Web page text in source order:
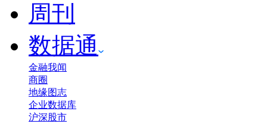
周刊
数据通
金融我闻
商圈
地缘图志
企业数据库
沪深股市